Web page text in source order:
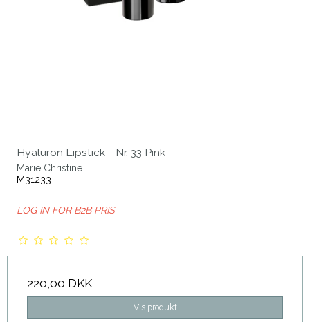
Hyaluron Lipstick - Nr. 33 Pink
Marie Christine
M31233
LOG IN FOR B2B PRIS
220,00 DKK
Vis produkt